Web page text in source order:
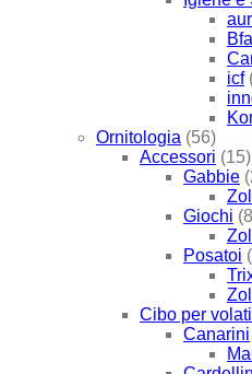
icf
Ornitologia (56)
Accessori (15)
Gabbie
Giochi
Posatoi
Cibo per
Canarini